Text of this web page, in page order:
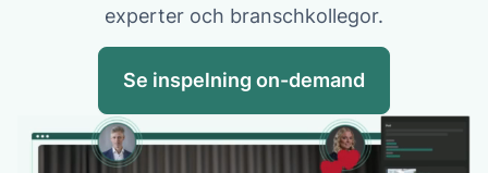
experter och branschkollegor.
Se inspelning on-demand